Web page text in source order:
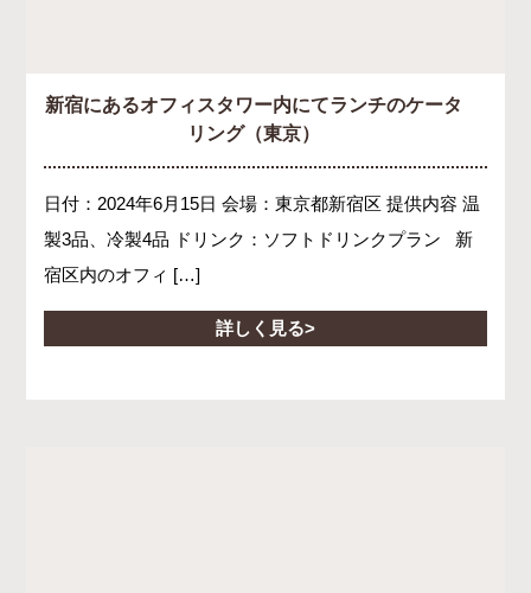
新宿にあるオフィスタワー内にてランチのケータ
リング（東京）
日付：2024年6月15日 会場：東京都新宿区 提供内容 温
製3品、冷製4品 ドリンク：ソフトドリンクプラン 新
宿区内のオフィ […]
詳しく見る